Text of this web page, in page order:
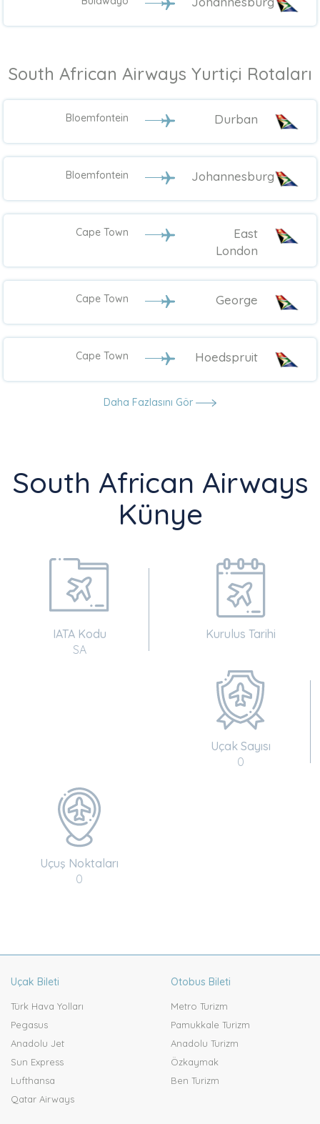
South African Airways Yurtiçi Rotaları
Bloemfontein Durban
Bloemfontein Johannesburg
Cape Town
East
London
Cape Town George
Cape Town Hoedspruit
Daha Fazlasını Gör
South African Airways
Künye
IATA Kodu
SA
Kurulus Tarihi
Uçak Sayısı
0
Uçuş Noktaları
0
Uçak Bileti
Türk Hava Yolları
Pegasus
Anadolu Jet
Sun Express
Lufthansa
Qatar Airways
Otobus Bileti
Metro Turizm
Pamukkale Turizm
Anadolu Turizm
Özkaymak
Ben Turizm